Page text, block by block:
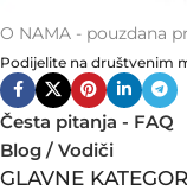
O NAMA - pouzdana
Podijelite na društvenim
Česta pitanja - FAQ
Blog / Vodiči
GLAVNE